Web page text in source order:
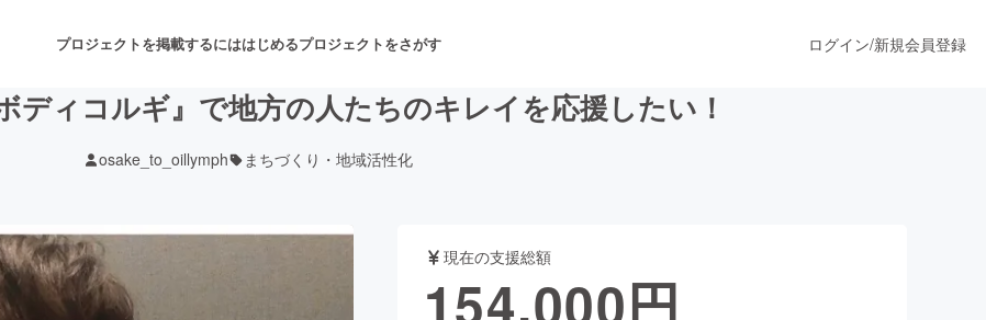
プロジェクトを掲載するにははじめるプロジェクトをさがす
音楽 舞台・パフォーマンス
ログイン/新規会員登録
ディコルギ』で地方の人たちのキレイを応援したい！
osake_to_oillymph まちづくり・地域活性化
現在の支援総額
154,000円